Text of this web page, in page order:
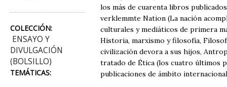
COLECCIÓN:
ENSAYO Y
DIVULGACIÓN
(BOLSILLO)
TEMÁTICAS:
los más de cuarenta libros
verklemmte Nation (La nación
culturales y mediáticos de primera
Historia, marxismo y filosofía,
civilización devora a sus hijos,
tratado de Ética (los cuatro últimos
publicaciones de ámbito